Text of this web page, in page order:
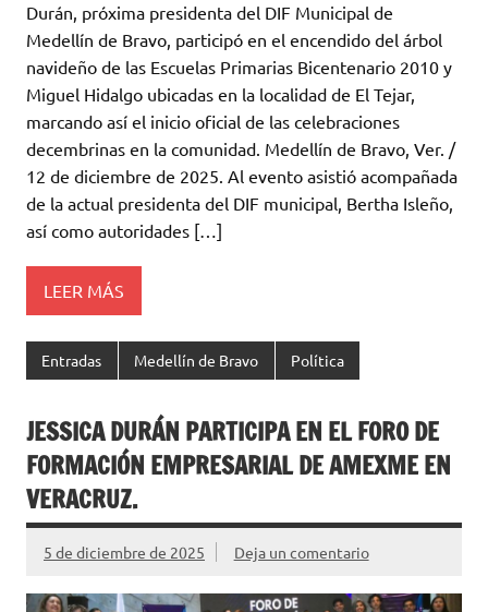
Durán, próxima presidenta del DIF Municipal de
Medellín de Bravo, participó en el encendido del árbol
navideño de las Escuelas Primarias Bicentenario 2010 y
Miguel Hidalgo ubicadas en la localidad de El Tejar,
marcando así el inicio oficial de las celebraciones
decembrinas en la comunidad. Medellín de Bravo, Ver. /
12 de diciembre de 2025. Al evento asistió acompañada
de la actual presidenta del DIF municipal, Bertha Isleño,
así como autoridades […]
LEER MÁS
Entradas Medellín de Bravo Política
JESSICA DURÁN PARTICIPA EN EL FORO DE
FORMACIÓN EMPRESARIAL DE AMEXME EN
VERACRUZ.
5 de diciembre de 2025 Deja un comentario